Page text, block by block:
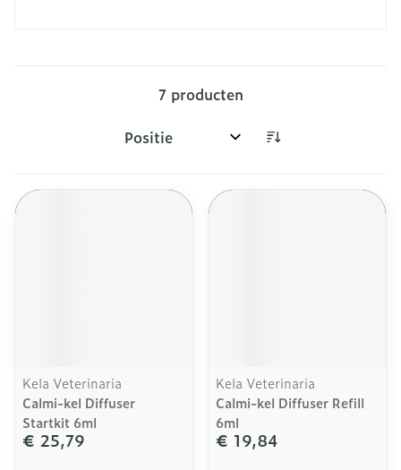
7producten
Sorteer op:
Kela Veterinaria
Calmi-kel Diffuser
Startkit 6ml
€ 25,79
Kela Veterinaria
Calmi-kel Diffuser Refill
6ml
€ 19,84